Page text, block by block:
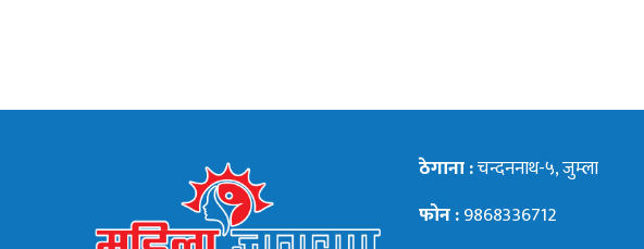
ठेगाना :चन्दननाथ-५, जुम्ला
फोन :9868336712